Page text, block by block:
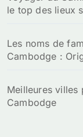
le top des lieux
Les noms de
Cambodge :
Meilleures villes
Cambodge